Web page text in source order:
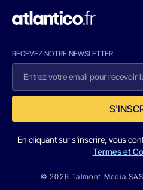
RECEVEZ NOTRE NEWSLETTER
En cliquant sur s'inscrire, vous
Termes et
© 2026 Talmont Media